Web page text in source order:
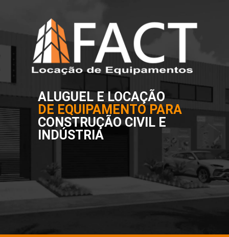
ALUGUEL E LOCAÇÃO
DE EQUIPAMENTO PARA
CONSTRUÇÃO CIVIL E
INDÚSTRIA